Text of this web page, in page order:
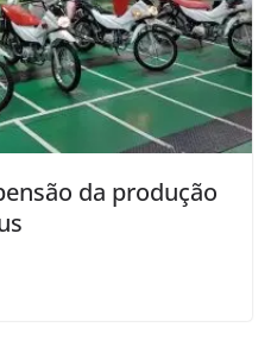
da produção